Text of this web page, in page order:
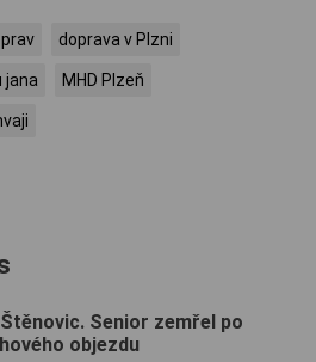
doprava v Plzni
jana MHD Plzeň
Senior zemřel po
objezdu